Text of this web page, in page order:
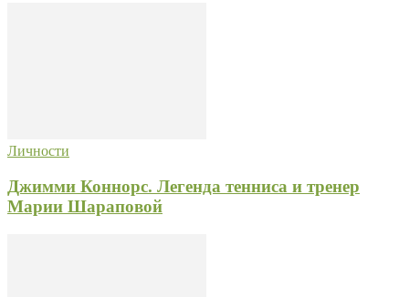
Личности
Джимми Коннорс. Легенда тенниса и тренер
Марии Шараповой